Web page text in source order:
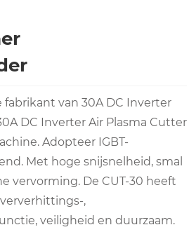
fabrikant van 30A DC Inverter
DC Inverter Air Plasma Cutter
Adopteer IGBT-
Met hoge snijsnelheid, smal
vervorming. De CUT-30 heeft
,
veiligheid en duurzaam.